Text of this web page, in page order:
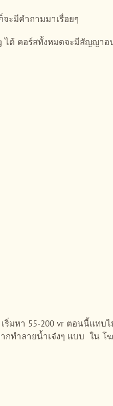
ะมีคำถามมาเรื่อยๆ
ได้ คอร์สทั้งหมดจะมีสัญญา
ริ่มหา 55-200 vr ตอนนี้แทบ
กทำลายน้ำเจ๋งๆ แบบ ใน โ